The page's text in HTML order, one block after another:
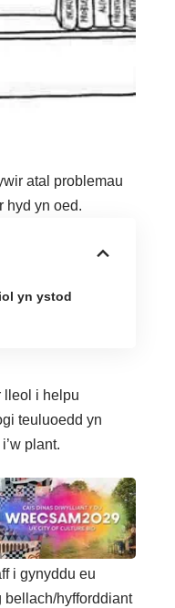
atal problemau
hyd yn oed.
yn ystod
lleol i helpu
teuluoedd yn
plant.
i gynyddu eu
bellach/hyfforddiant